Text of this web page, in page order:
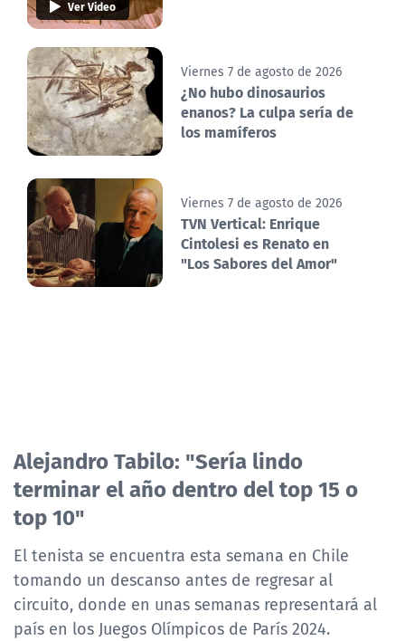
Ver Video
Viernes 7 de agosto de 2026
¿No hubo dinosaurios
enanos? La culpa sería de
los mamíferos
Viernes 7 de agosto de 2026
TVN Vertical: Enrique
Cintolesi es Renato en
"Los Sabores del Amor"
Alejandro Tabilo: "Sería lindo
terminar el año dentro del top 15 o
top 10"
El tenista se encuentra esta semana en Chile
tomando un descanso antes de regresar al
circuito, donde en unas semanas representará al
país en los Juegos Olímpicos de París 2024.